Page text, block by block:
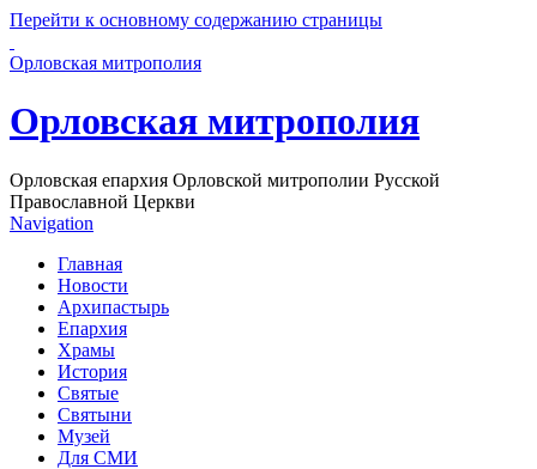
Перейти к основному содержанию страницы
Орловская митрополия
Орловская митрополия
Орловская епархия Орловской митрополии Русской
Православной Церкви
Navigation
Главная
Новости
Архипастырь
Епархия
Храмы
История
Святые
Святыни
Музей
Для СМИ